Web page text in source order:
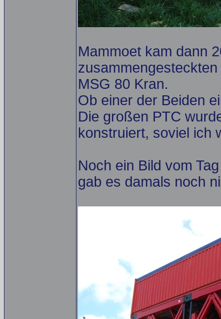
Mammoet kam dann
MSG 80 Kran.
Ob einer der Beiden
Die großen PTC
konstruiert, soviel ich
Noch ein Bild vom
gab es damals noch